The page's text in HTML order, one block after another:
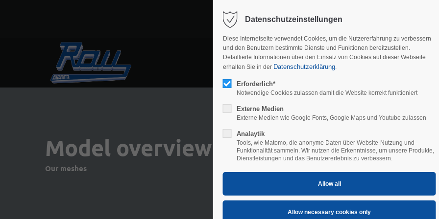
Model overview
Our meshes
Datenschutzeinstellungen
Diese Internetseite verwendet Cookies, um die Nutzererfahrung zu verbessern
und den Benutzern bestimmte Dienste und Funktionen bereitzustellen.
Detaillierte Informationen über den Einsatz von Cookies auf dieser Webseite
erhalten Sie in der Datenschutzerklärung.
Erforderlich*
Notwendige Cookies zulassen damit die Website korrekt funktioniert
Externe Medien
Externe Medien wie Google Fonts, Google Maps und Youtube zulassen
Analaytik
Tools, wie Matomo, die anonyme Daten über Website-Nutzung und -
Funktionalität sammeln. Wir nutzen die Erkenntnisse, um unsere Produkte,
Dienstleistungen und das Benutzererlebnis zu verbessern.